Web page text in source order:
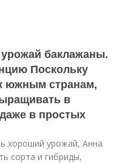
баклажаны.
Поскольку
южным странам,
в
в простых
хороший урожай, Анна
сорта и гибриды,